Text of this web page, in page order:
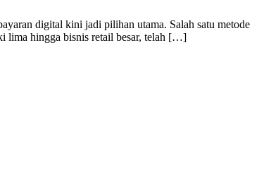
digital kini jadi pilihan utama. Salah satu metode
lima hingga bisnis retail besar, telah […]